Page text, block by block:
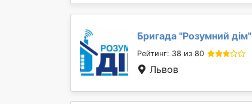
Бригада "Розумний дім"
Рейтинг: 38 из 80
Львов